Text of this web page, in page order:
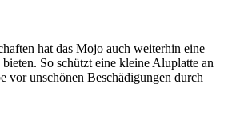
hat das Mojo auch weiterhin eine
So schützt eine kleine Aluplatte an
vor unschönen Beschädigungen durch